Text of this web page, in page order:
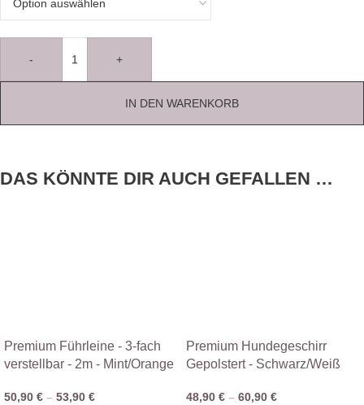
- +
IN DEN WARENKORB
DAS KÖNNTE DIR AUCH GEFALLEN …
Premium Führleine - 3-fach
verstellbar - 2m - Mint/Orange
50,90 € – 53,90 €
Premium Hundegeschirr
Gepolstert - Schwarz/Weiß
48,90 € – 60,90 €